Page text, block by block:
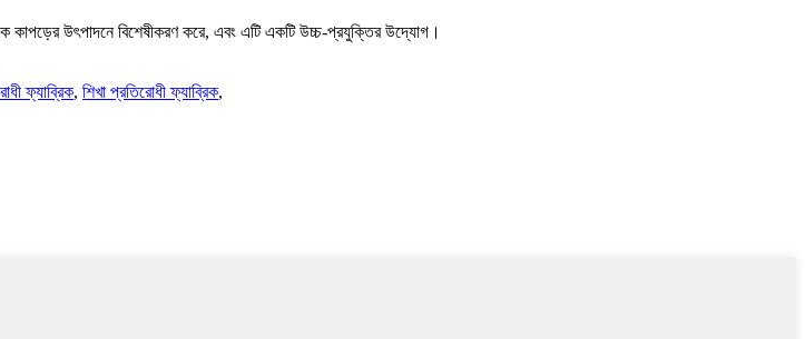
উৎপাদনে বিশেষীকরণ করে, এবং এটি একটি উচ্চ-প্রযুক্তির উদ্যোগ।
ফ্যাব্রিক, শিখা প্রতিরোধী ফ্যাব্রিক,